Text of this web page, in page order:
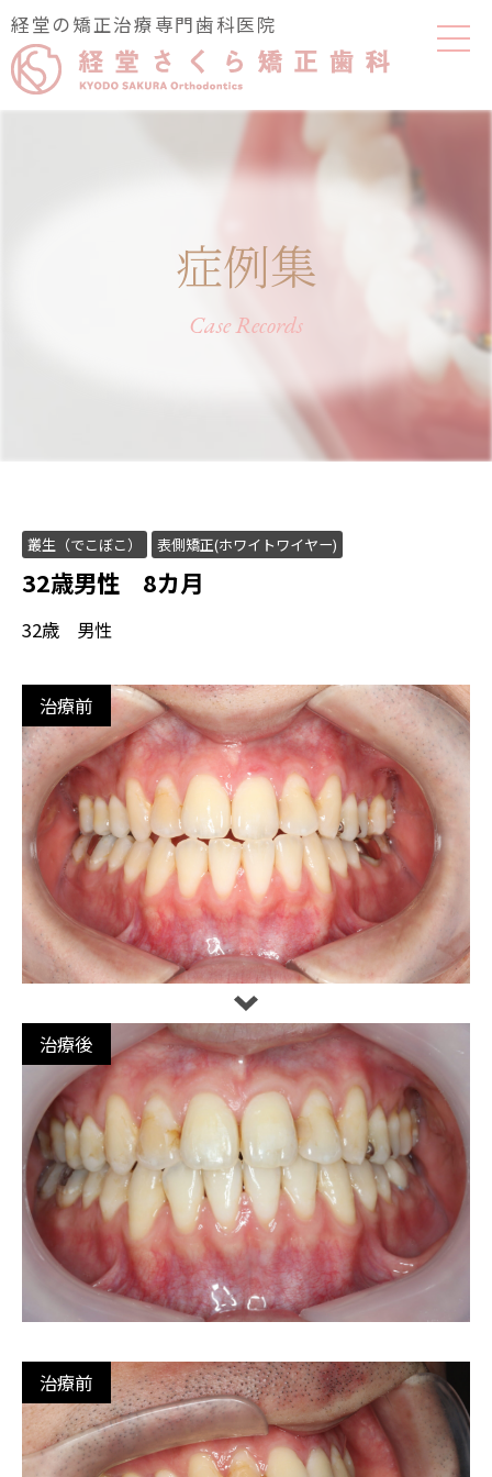
経堂の矯正治療専門歯科医院
症例集
Case Records
叢生（でこぼこ） 表側矯正(ホワイトワイヤー)
32歳男性 8カ月
32歳 男性
治療前
治療後
治療前